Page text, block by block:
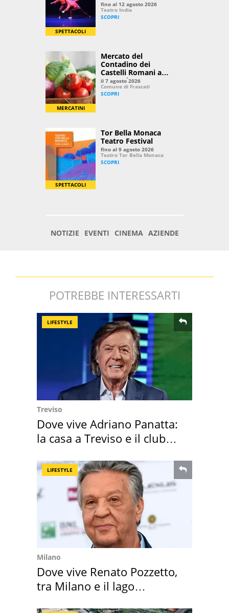
POTREBBE INTERESSARTI
LIFESTYLE
Treviso
Dove vive Adriano Panatta:
la casa a Treviso e il club
LIFESTYLE
Milano
Dove vive Renato Pozzetto,
tra Milano e il lago